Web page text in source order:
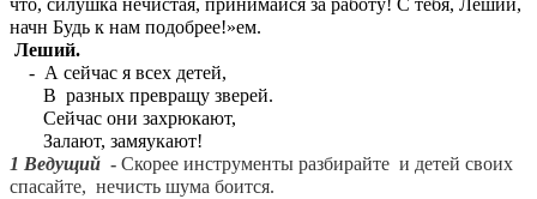
что, силушка нечистая, принимайся за работу! С тебя, Леший,
начн Будь к нам подобрее!»ем.
Леший.
- А сейчас я всех детей,
В разных превращу зверей.
Сейчас они захрюкают,
Залают, замяукают!
1 Ведущий - Скорее инструменты разбирайте и детей своих
спасайте, нечисть шума боится.